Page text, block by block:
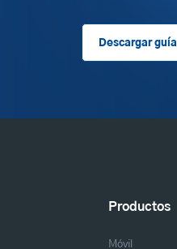
Descargar
Productos
Móvil